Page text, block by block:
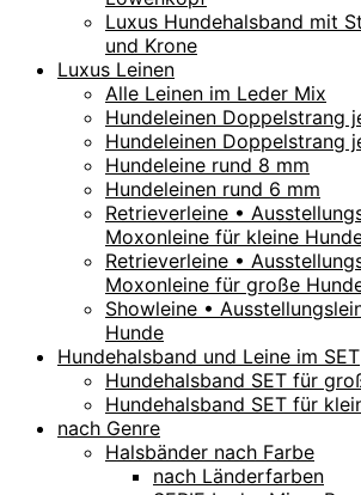
Luxus Hundehalsband mit
und Krone
Luxus Leinen
Alle Leinen im Leder Mix
Hundeleinen Doppelstrang
Hundeleinen Doppelstrang
Hundeleine rund 8 mm
Hundeleinen rund 6 mm
Retrieverleine •
Moxonleine für kleine
Retrieverleine •
Moxonleine für große
Showleine •
Hunde
Hundehalsband und Leine im SET
Hundehalsband SET für
Hundehalsband SET für
nach Genre
Halsbänder nach Farbe
nach Länderfarben